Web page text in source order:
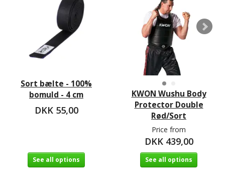
Sort bælte - 100%
bomuld - 4 cm
DKK 55,00
See all options
KWON Wushu Body
Protector Double
Rød/Sort
Price from
DKK 439,00
See all options